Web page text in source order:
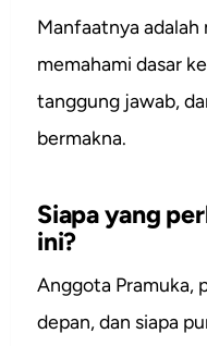
Manfaatnya
memahami dasar
tanggung jawab,
bermakna.
Siapa yang
ini?
Anggota Pramuka,
depan, dan siapa